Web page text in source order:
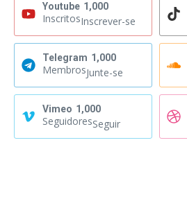
Youtube 1,000
InscritosInscrever-se
Telegram 1,000
MembrosJunte-se
Vimeo 1,000
SeguidoresSeguir